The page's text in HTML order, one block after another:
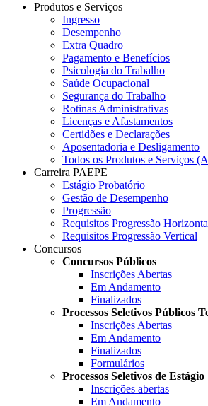
Produtos e Serviços
Ingresso
Desempenho
Extra Quadro
Pagamento e Benefícios
Psicologia do Trabalho
Saúde Ocupacional
Segurança do Trabalho
Rotinas Administrativas
Licenças e Afastamentos
Certidões e Declarações
Aposentadoria e Desligamento
Todos os Produtos e Serviços
Carreira PAEPE
Estágio Probatório
Gestão de Desempenho
Progressão
Requisitos Progressão
Requisitos Progressão Vertical
Concursos
Concursos Públicos
Inscrições Abertas
Em Andamento
Finalizados
Processos Seletivos Públicos
Inscrições Abertas
Em Andamento
Finalizados
Formulários
Processos Seletivos de Estágio
Inscrições abertas
Em Andamento